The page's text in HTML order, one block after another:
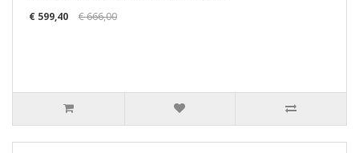
€ 599,40
€ 666,00